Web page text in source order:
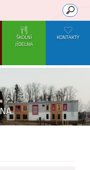
ŠKOLNÍ
JÍDELNA
KONTAKTY